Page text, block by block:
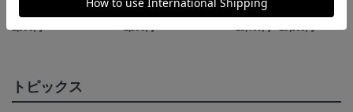
2,500円 2,500円
いわきFC 2026/27 1st レ
15,400円～19,800円
トピックス